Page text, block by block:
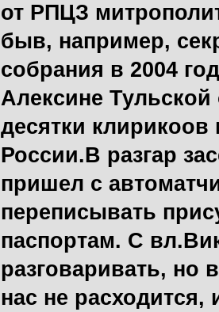
от РПЦЗ
быв, например,
собрания в 2004
Алексине Тульской
десятки
России.В разгар
пришел с
переписывать
паспортам. С
разговаривать, но
нас не